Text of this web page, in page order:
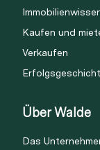
Kaufen und
Verkaufen
Über Walde
Das